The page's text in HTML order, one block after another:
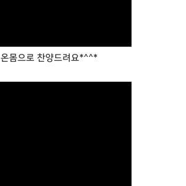
온몸으로 찬양드려요*^^*